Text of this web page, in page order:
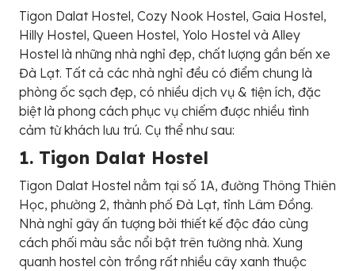
Tigon Dalat Hostel, Cozy Nook Hostel, Gaia Hostel,
Hilly Hostel, Queen Hostel, Yolo Hostel và Alley
Hostel là những nhà nghỉ đẹp, chất lượng gần bến xe
Đà Lạt. Tất cả các nhà nghỉ đều có điểm chung là
phòng ốc sạch đẹp, có nhiều dịch vụ & tiện ích, đặc
biệt là phong cách phục vụ chiếm được nhiều tình
cảm từ khách lưu trú. Cụ thể như sau:
1. Tigon Dalat Hostel
Tigon Dalat Hostel nằm tại số 1A, đường Thông Thiên
Học, phường 2, thành phố Đà Lạt, tỉnh Lâm Đồng.
Nhà nghỉ gây ấn tượng bởi thiết kế độc đáo cùng
cách phối màu sắc nổi bật trên tường nhà. Xung
quanh hostel còn trồng rất nhiều cây xanh thuộc